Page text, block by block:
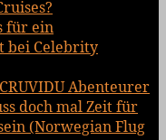
für ein
bei Celebrity
Abenteurer
doch mal Zeit für
(Norwegian Flug